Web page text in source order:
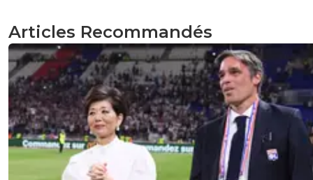
Articles Recommandés